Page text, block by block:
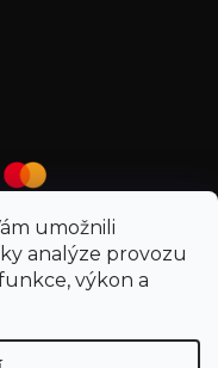
umožnili
analýze provozu
výkon a